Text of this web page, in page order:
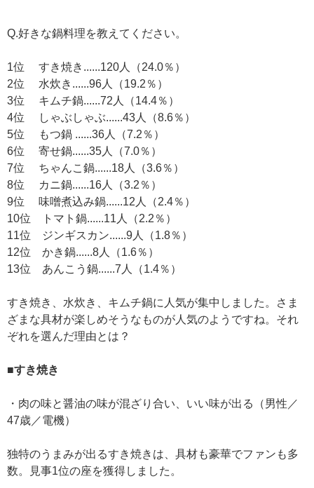
Q.好きな鍋料理を教えてください。
1位 すき焼き......120人（24.0％）
2位 水炊き......96人（19.2％）
3位 キムチ鍋......72人（14.4％）
4位 しゃぶしゃぶ......43人（8.6％）
5位 もつ鍋 ......36人（7.2％）
6位 寄せ鍋......35人（7.0％）
7位 ちゃんこ鍋......18人（3.6％）
8位 カニ鍋......16人（3.2％）
9位 味噌煮込み鍋......12人（2.4％）
10位 トマト鍋......11人（2.2％）
11位 ジンギスカン......9人（1.8％）
12位 かき鍋......8人（1.6％）
13位 あんこう鍋......7人（1.4％）
すき焼き、水炊き、キムチ鍋に人気が集中しました。さま
ざまな具材が楽しめそうなものが人気のようですね。それ
ぞれを選んだ理由とは？
■すき焼き
・肉の味と醤油の味が混ざり合い、いい味が出る（男性／
47歳／電機）
独特のうまみが出るすき焼きは、具材も豪華でファンも多
数。見事1位の座を獲得しました。